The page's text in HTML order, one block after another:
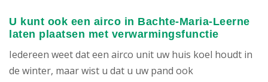
U kunt ook een airco in Bachte-Maria-Leerne
laten plaatsen met verwarmingsfunctie
Iedereen weet dat een airco unit uw huis koel houdt in
de winter, maar wist u dat u uw pand ook